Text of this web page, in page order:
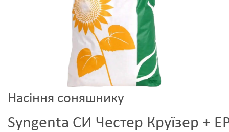
Насіння соняшнику
Syngenta СИ Честер Круїзер +